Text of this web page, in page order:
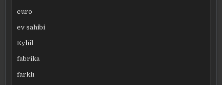
euro
ev sahibi
Eylül
fabrika
farklı